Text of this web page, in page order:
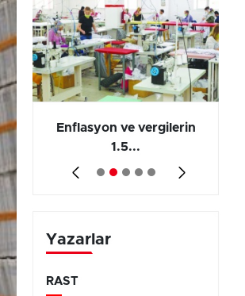
en
Enflasyon ve vergilerin
1.5...
Yazarlar
RAST